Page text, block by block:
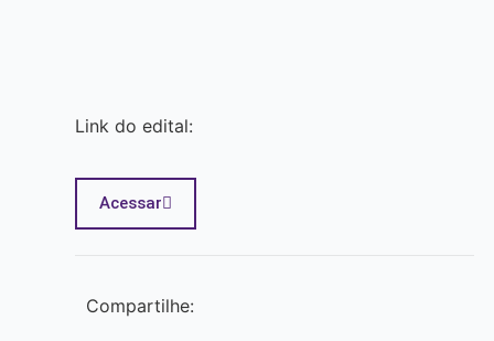
Link do edital:
Acessar
Compartilhe: